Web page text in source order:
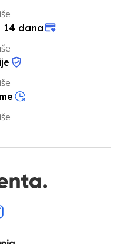
14 dana